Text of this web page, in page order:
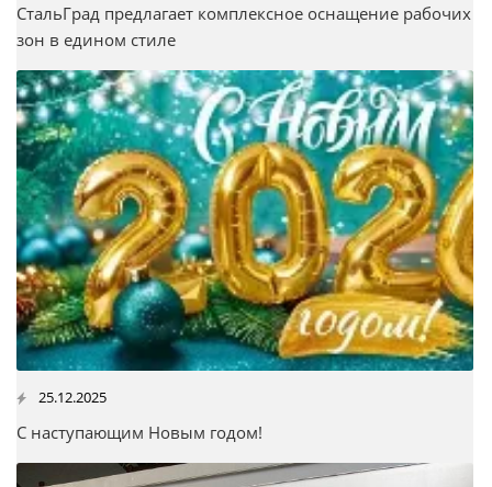
СтальГрад предлагает комплексное оснащение рабочих
зон в едином стиле
25.12.2025
С наступающим Новым годом!